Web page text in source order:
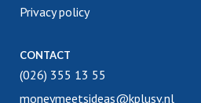
Privacy policy
CONTACT
(026) 355 13 55
moneymeetsideas@kplusv.nl